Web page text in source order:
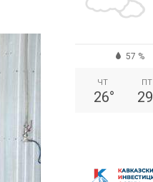
57 %
ЧТ
26°
ПТ
29